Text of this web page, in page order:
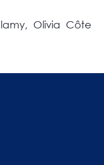
Olivia Côte